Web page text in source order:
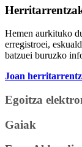
Hemen aurkituko
erregistroei,
batzuei buruzko
Joan
Egoitza
Gaiak